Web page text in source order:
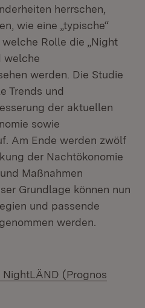
herrschen,
wie eine „typische“
Rolle die „Night
welche
werden. Die Studie
Trends und
der aktuellen
sowie
Am Ende werden zwölf
der Nachtökonomie
Maßnahmen
Grundlage können nun
und passende
werden.
(Prognos